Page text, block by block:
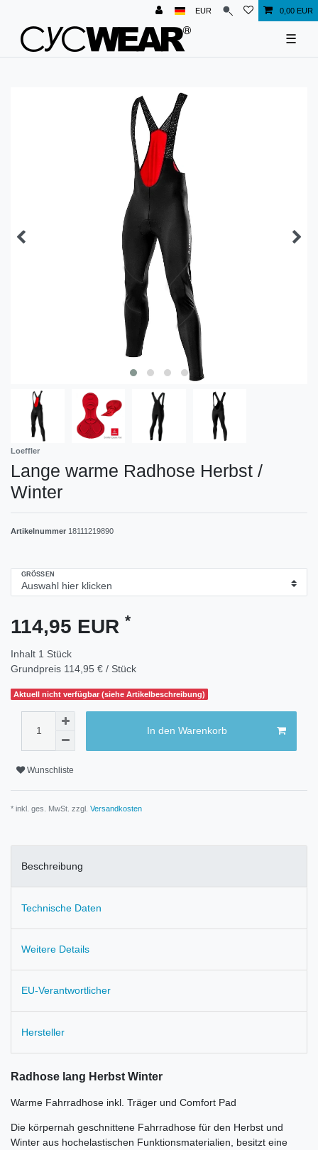
EUR 0,00 EUR
☰
Loeffler
Lange warme Radhose Herbst /
Winter
Artikelnummer 18111219890
GRÖSSEN
114,95 EUR *
Inhalt 1 Stück
Grundpreis 114,95 € / Stück
Aktuell nicht verfügbar (siehe Artikelbeschreibung)
In den Warenkorb
Wunschliste
* inkl. ges. MwSt. zzgl. Versandkosten
Beschreibung
Technische Daten
Weitere Details
EU-Verantwortlicher
Hersteller
Radhose lang Herbst Winter
Warme Fahrradhose inkl. Träger und Comfort Pad
Die körpernah geschnittene Fahrradhose für den Herbst und
Winter aus hochelastischen Funktionsmaterialien, besitzt eine